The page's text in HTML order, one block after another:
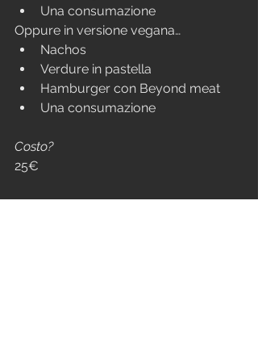
Una consumazione
Oppure in versione vegana…
Nachos
Verdure in pastella
Hamburger con Beyond meat
Una consumazione
Costo?
25€
Prenotazioni…